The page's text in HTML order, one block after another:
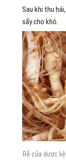
Sau khi thu
sấy cho khô.
Rễ của dược